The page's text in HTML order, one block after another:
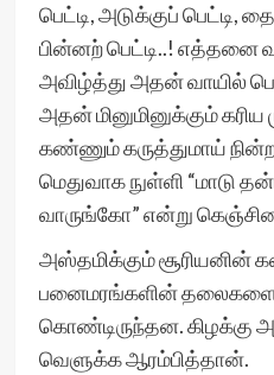
பெட்டி, அடுக்குப் பெட்டி,
பின்னற் பெட்டி..! எத்தனை
அவிழ்த்து அதன் வாயில்
அதன் மினுமினுக்கும் கரிய
கண்ணும் கருத்துமாய்
மெதுவாக நுள்ளி “மாடு
வாருங்கோ” என்று
அஸ்தமிக்கும் சூரியனின்
பனைமரங்களின் தலைகளை
கொண்டிருந்தன. கிழக்கு
வெளுக்க ஆரம்பித்தான்.